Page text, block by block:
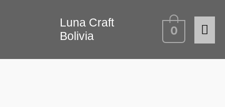
Luna Craft
Bolivia
0